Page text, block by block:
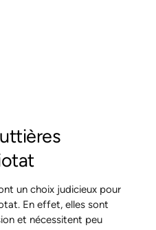
un choix judicieux pour
En effet, elles sont
et nécessitent peu